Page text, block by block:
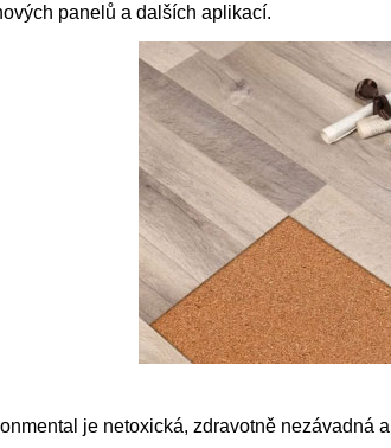
panelů a dalších aplikací.
je netoxická, zdravotně nezávadná